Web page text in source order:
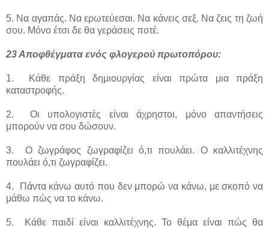
5. Να αγαπάς. Να ερωτεύεσαι. Να κάνεις σεξ. Να ζεις τη ζωή
σου. Μόνο έτσι δε θα γεράσεις ποτέ.
23 Αποφθέγματα ενός φλογερού πρωτοπόρου:
1. Κάθε πράξη δημιουργίας είναι πρώτα μια πράξη
καταστροφής.
2. Οι υπολογιστές είναι άχρηστοι, μόνο απαντήσεις
μπορούν να σου δώσουν.
3. Ο ζωγράφος ζωγραφίζει ό,τι πουλάει. Ο καλλιτέχνης
πουλάει ό,τι ζωγραφίζει.
4. Πάντα κάνω αυτό που δεν μπορώ να κάνω, με σκοπό να
μάθω πώς να το κάνω.
5. Κάθε παιδί είναι καλλιτέχνης. Το θέμα είναι πώς θα